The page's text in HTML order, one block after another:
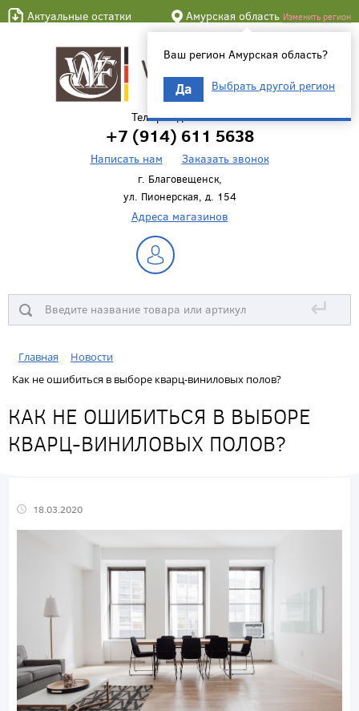
Актуальные остатки Амурская область Изменить регион
Ваш регион Амурская область?
Да Выбрать другой регион
Телефон для связи
+7 (914) 611 5638
Написать нам Заказать звонок
г. Благовещенск,
ул. Пионерская, д. 154
Адреса магазинов
↵
Главная
Новости
Как не ошибиться в выборе кварц-виниловых полов?
КАК НЕ ОШИБИТЬСЯ В ВЫБОРЕ
КВАРЦ-ВИНИЛОВЫХ ПОЛОВ?
18.03.2020